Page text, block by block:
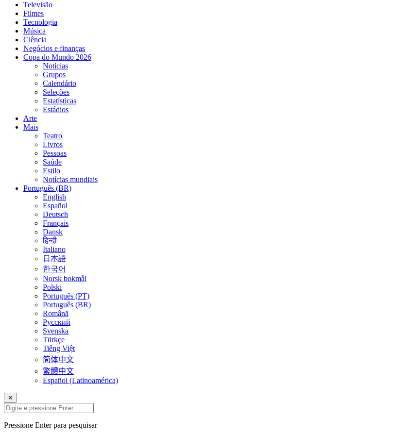
Televisão
Filmes
Tecnologia
Música
Ciência
Negócios e finanças
Copa do Mundo 2026
Notícias
Grupos
Calendário
Seleções
Estatísticas
Estádios
Arte
Mais
Teatro
Livros
Pessoas
Saúde
Estilo
Notícias mundiais
Português (BR)
English
Español
Deutsch
Français
Dansk
हिन्दी
Italiano
日本語
한국어
Norsk bokmål
Polski
Português (PT)
Português (BR)
Română
Русский
Svenska
Türkçe
Tiếng Việt
简体中文
繁體中文
Español (Latinoamérica)
✕
Pressione Enter para pesquisar